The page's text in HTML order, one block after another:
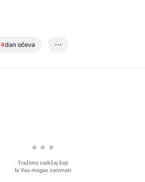
#dan očeva
Tražimo sadržaj koji
bi Vas mogao zanimati